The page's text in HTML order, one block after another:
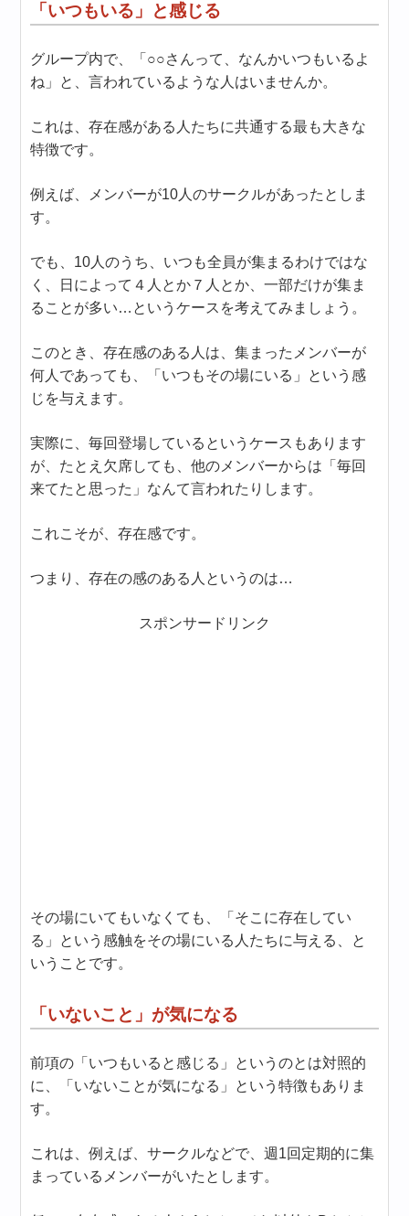
「いつもいる」と感じる
グループ内で、「○○さんって、なんかいつもいるよ
ね」と、言われているような人はいませんか。
これは、存在感がある人たちに共通する最も大きな
特徴です。
例えば、メンバーが10人のサークルがあったとしま
す。
でも、10人のうち、いつも全員が集まるわけではな
く、日によって４人とか７人とか、一部だけが集ま
ることが多い…というケースを考えてみましょう。
このとき、存在感のある人は、集まったメンバーが
何人であっても、「いつもその場にいる」という感
じを与えます。
実際に、毎回登場しているというケースもあります
が、たとえ欠席しても、他のメンバーからは「毎回
来てたと思った」なんて言われたりします。
これこそが、存在感です。
つまり、存在の感のある人というのは…
スポンサードリンク
その場にいてもいなくても、「そこに存在してい
る」という感触をその場にいる人たちに与える、と
いうことです。
「いないこと」が気になる
前項の「いつもいると感じる」というのとは対照的
に、「いないことが気になる」という特徴もありま
す。
これは、例えば、サークルなどで、週1回定期的に集
まっているメンバーがいたとします。